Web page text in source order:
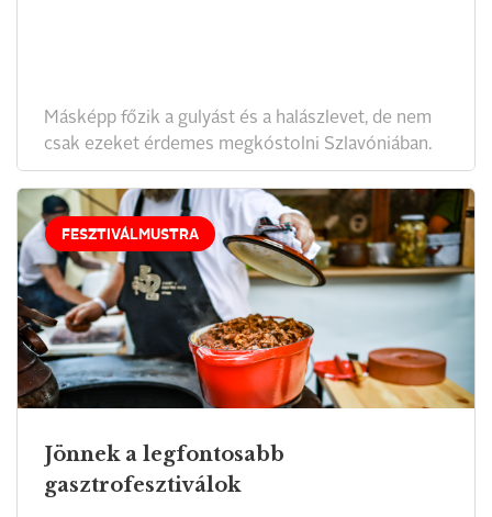
Másképp főzik a gulyást és a halászlevet, de nem
csak ezeket érdemes megkóstolni Szlavóniában.
FESZTIVÁLMUSTRA
Jönnek a legfontosabb
gasztrofesztiválok